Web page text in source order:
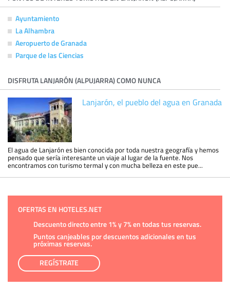
Ayuntamiento
La Alhambra
Aeropuerto de Granada
Parque de las Ciencias
DISFRUTA LANJARÓN (ALPUJARRA) COMO NUNCA
Lanjarón, el pueblo del agua en Granada
El agua de Lanjarón es bien conocida por toda nuestra geografía y hemos
pensado que sería interesante un viaje al lugar de la fuente. Nos
encontramos con turismo termal y con mucha belleza en este pue...
OFERTAS EN HOTELES.NET
Descuento directo entre 1% y 7% en todas tus reservas.
Puntos canjeables por descuentos adicionales en tus
próximas reservas.
REGÍSTRATE